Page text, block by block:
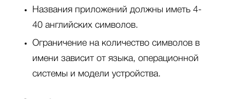
Названия приложений должны иметь 4-
40 английских символов.
Ограничение на количество символов в
имени зависит от языка, операционной
системы и модели устройства.